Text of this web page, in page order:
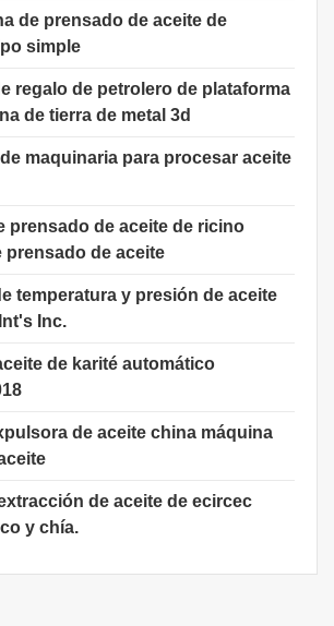
de prensado de aceite de
simple
regalo de petrolero de plataforma
de tierra de metal 3d
maquinaria para procesar aceite
prensado de aceite de ricino
prensado de aceite
temperatura y presión de aceite
Inc.
de karité automático
de aceite china máquina
de aceite de ecircec
y chía.